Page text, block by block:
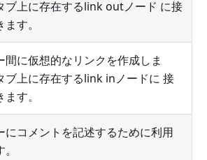
ブ上に存在するlink outノード に接
す。
間に仮想的なリンクを作成しま
ブ上に存在するlink inノードに 接
す。
にコメントを記述するために利用